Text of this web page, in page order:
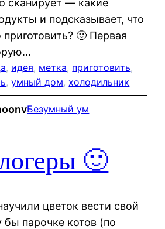
и подсказывает, что
🙂 Первая
, идея, метка, приготовить
, умный дом, холодильник
Безумный ум
🙂
цветок вести свой
бы парочке котов (по